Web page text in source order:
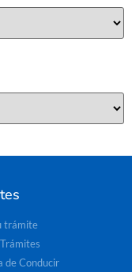
trámite
de Conducir